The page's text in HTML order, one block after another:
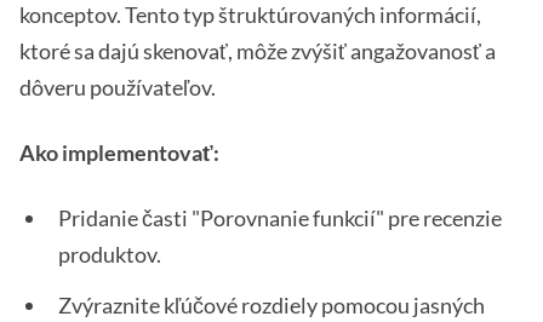
konceptov. Tento typ štruktúrovaných informácií,
ktoré sa dajú skenovať, môže zvýšiť angažovanosť a
dôveru používateľov.
Ako implementovať:
Pridanie časti "Porovnanie funkcií" pre recenzie
produktov.
Zvýraznite kľúčové rozdiely pomocou jasných